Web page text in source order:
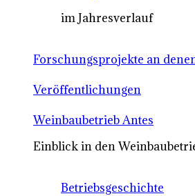
im Jahresverlauf
Forschungsprojekte an
Veröffentlichungen
Weinbaubetrieb Antes
Einblick in den
Betriebsgeschichte